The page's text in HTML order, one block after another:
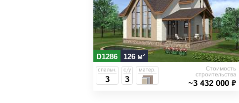
D1286 126 м²
спальн.
3
с/у
3
матер. Стоимость
строительства
~3 432 000 ₽